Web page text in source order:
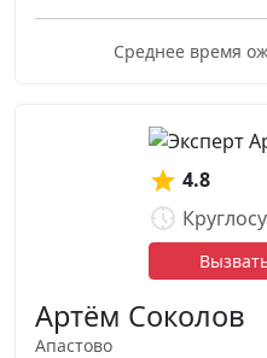
Среднее время
4.8
Артём Соколов
Апастово